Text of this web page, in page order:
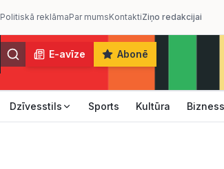
Politiskā reklāmaPar mumsKontaktiZiņo redakcijai
E-avīze Abonē
Dzīvesstils Sports Kultūra Bizness